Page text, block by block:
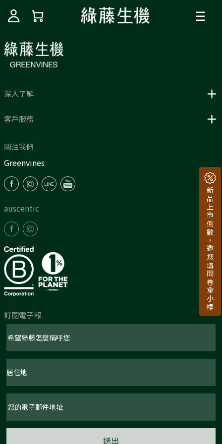
☰
新品上市倒數，邀您填問卷拿小禮
深入了解
客戶服務
關注我們
Greenvines
auscentic
訂閱電子報